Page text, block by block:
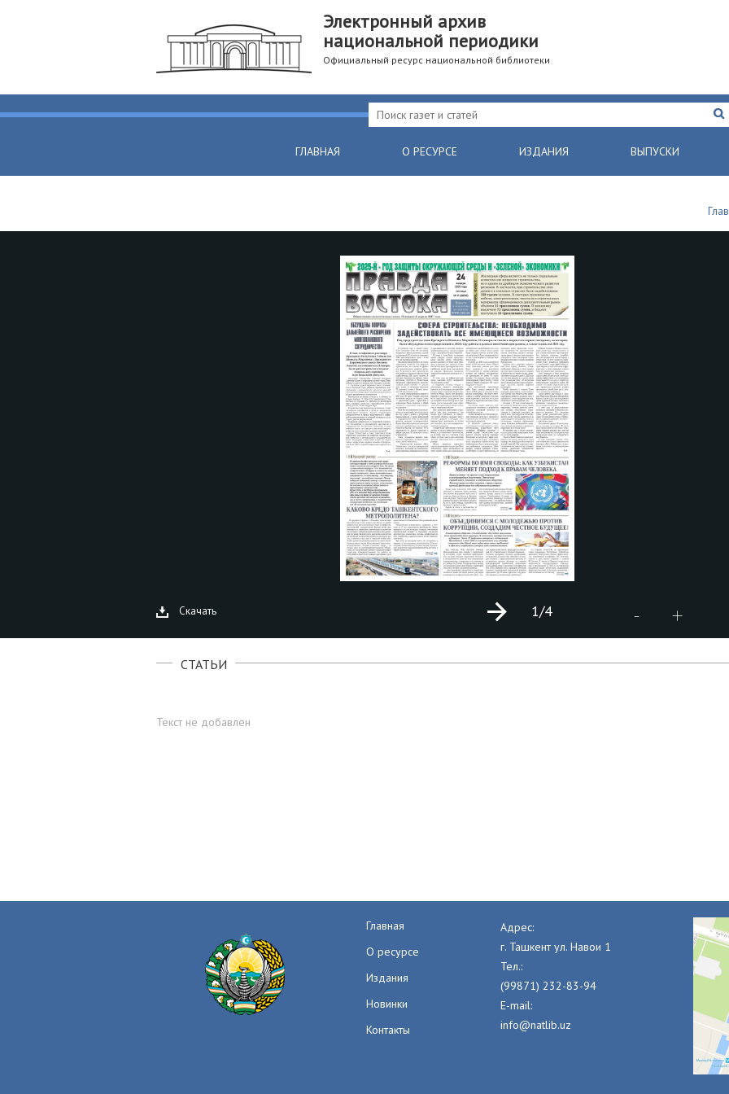
Электронный архив
национальной периодики
Официальный ресурс национальной библиотеки
ГЛАВНАЯ О РЕСУРСЕ ИЗДАНИЯ ВЫПУСКИ
Скачать - +
1/4
СТАТЬИ
Текст не добавлен
Главная
О ресурсе
Издания
Новинки
Контакты
Адрес:
г. Ташкент ул. Навои 1
Тел.:
(99871) 232-83-94
E-mail:
info@natlib.uz